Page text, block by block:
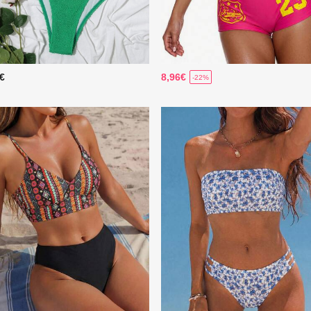
8,96€ -22%